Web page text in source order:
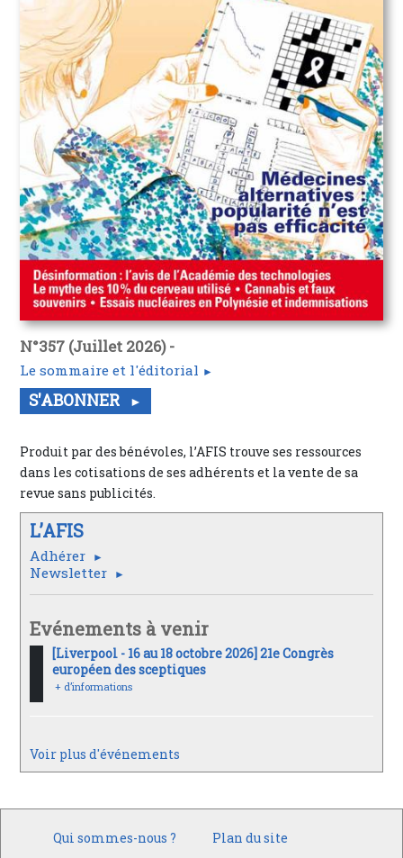
N°357 (Juillet 2026) -
Le sommaire et l'éditorial
S'ABONNER
Produit par des bénévoles, l’AFIS trouve ses ressources
dans les cotisations de ses adhérents et la vente de sa
revue sans publicités.
L’AFIS
Adhérer
Newsletter
Evénements à venir
[Liverpool - 16 au 18 octobre 2026] 21e Congrès
européen des sceptiques
+ d’informations
Voir plus d'événements
Qui sommes-nous ? Plan du site